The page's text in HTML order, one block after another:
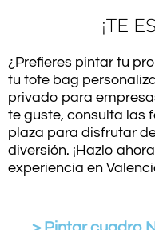
¡TE
¿Prefieres pintar tu
tu tote bag
privado para
te guste, consulta las
plaza para disfrutar
diversión. ¡Hazlo
experiencia en